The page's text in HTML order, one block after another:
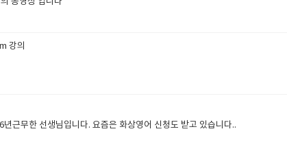
강의
근무한 선생님입니다. 요즘은 화상영어 신청도 받고 있습니다..